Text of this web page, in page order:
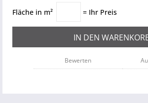
Fläche in m² = Ihr Preis
IN DEN
Bewerten